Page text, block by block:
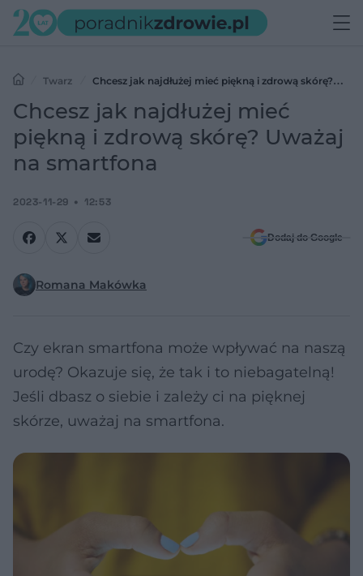
Twarz
Chcesz jak najdłużej mieć piękną i zdrową skórę?
Uważaj na smartfona
Chcesz jak najdłużej mieć
piękną i zdrową skórę? Uważaj
na smartfona
2023-11-29 12:53
Dodaj do Google
Romana Makówka
Czy ekran smartfona może wpływać na naszą
urodę? Okazuje się, że tak i to niebagatelną!
Jeśli dbasz o siebie i zależy ci na pięknej
skórze, uważaj na smartfona.